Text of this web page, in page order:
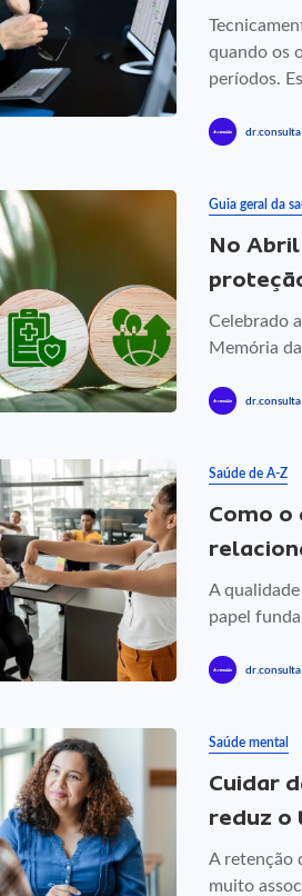
quando os
períodos.
dr.consulta
Guia geral da
No
Celebrado
Memória
dr.consulta
Saúde de A-Z
Como o
A
papel
dr.consulta
Saúde mental
Cuidar
reduz o
A retenção
muito